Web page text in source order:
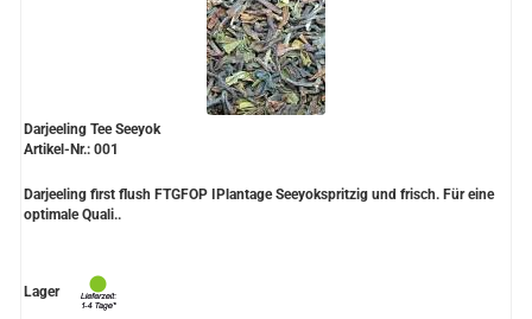
Darjeeling Tee Seeyok
Artikel-Nr.: 001
Darjeeling first flush FTGFOP IPlantage Seeyokspritzig und frisch. Für eine
optimale Quali..
Lager